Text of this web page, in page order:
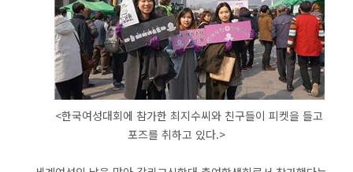
<한국여성대회에 참가한 최지수씨와 친구들이 피켓을 들고
포즈를 취하고 있다.>